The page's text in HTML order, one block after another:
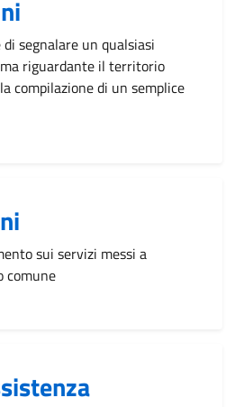
segnalare un qualsiasi
riguardante il territorio
compilazione di un semplice
sui servizi messi a
comune